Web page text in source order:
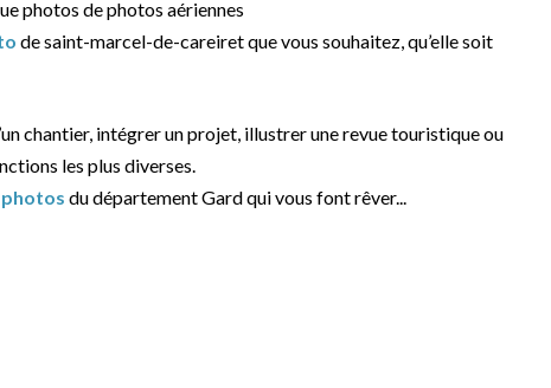
photos de photos aériennes
de saint-marcel-de-careiret que vous souhaitez, qu’elle soit
chantier, intégrer un projet, illustrer une revue touristique ou
les plus diverses.
photos du département Gard qui vous font rêver...